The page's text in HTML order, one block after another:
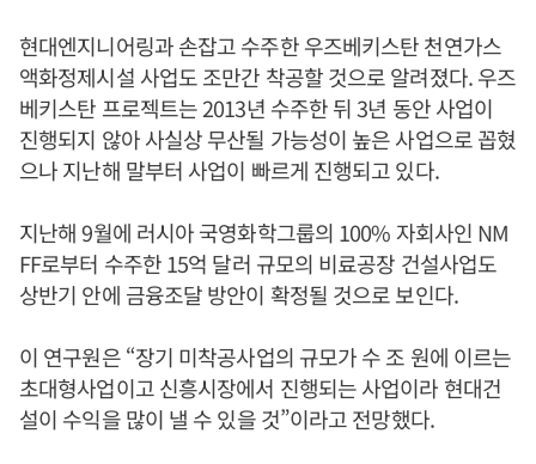
현대엔지니어링과 손잡고 수주한 우즈베키스탄 천연가스
액화정제시설 사업도 조만간 착공할 것으로 알려졌다. 우즈
베키스탄 프로젝트는 2013년 수주한 뒤 3년 동안 사업이
진행되지 않아 사실상 무산될 가능성이 높은 사업으로 꼽혔
으나 지난해 말부터 사업이 빠르게 진행되고 있다.
지난해 9월에 러시아 국영화학그룹의 100% 자회사인 NM
FF로부터 수주한 15억 달러 규모의 비료공장 건설사업도
상반기 안에 금융조달 방안이 확정될 것으로 보인다.
이 연구원은 “장기 미착공사업의 규모가 수 조 원에 이르는
초대형사업이고 신흥시장에서 진행되는 사업이라 현대건
설이 수익을 많이 낼 수 있을 것”이라고 전망했다.